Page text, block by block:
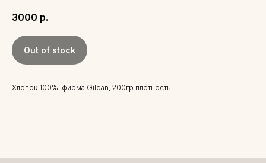
3000 р.
Out of stock
Хлопок 100%, фирма Gildan, 200гр плотность